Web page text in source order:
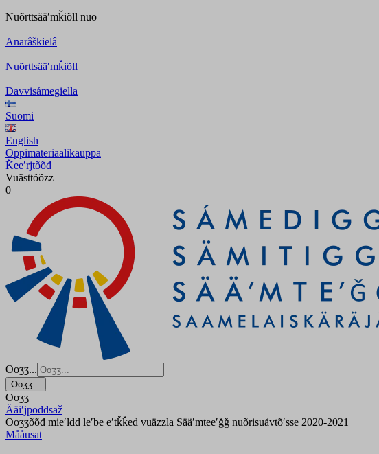
Nuõrttsääʹmǩiõll nuo
Anarâškielâ
Nuõrttsääʹmǩiõll
Davvisámegiella
Suomi
English
Oppimateriaalikauppa
Ǩeeʹrjtõõđ
Vuästtõõzz
0
Ooʒʒ...
Ooʒʒ...
Ooʒʒ
Ääiʹjpoddsaž
Ooʒʒõõđ mieʹldd leʹbe eʹtǩǩed vuäzzla Sääʹmteeʹǧǧ nuõrisuåvtõʹsse 2020-2021
Mååusat